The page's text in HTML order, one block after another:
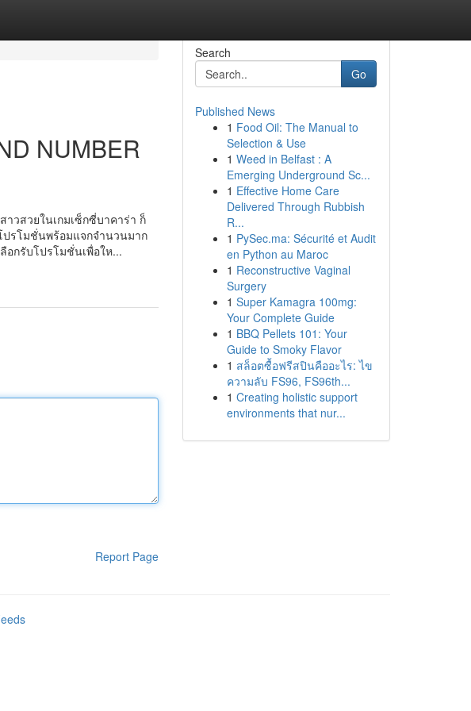
NUMBER
าวสวยในเกมเซ็กซี่บาคาร่า ก็
ปรโมชั่นพร้อมแจกจำนวนมาก
อกรับโปรโมชั่นเพื่อให...
Report Page
Search
Go
Published News
1 Food Oil: The Manual to
Selection & Use
1 Weed in Belfast : A
Emerging Underground Sc...
1 Effective Home Care
Delivered Through Rubbish
R...
1 PySec.ma: Sécurité et Audit
en Python au Maroc
1 Reconstructive Vaginal
Surgery
1 Super Kamagra 100mg:
Your Complete Guide
1 BBQ Pellets 101: Your
Guide to Smoky Flavor
1 สล็อตซื้อฟรีสปินคืออะไร: ไข
ความลับ FS96, FS96th...
1 Creating holistic support
environments that nur...